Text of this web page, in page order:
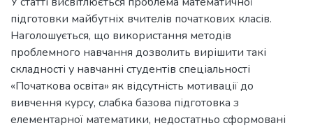
підготовки майбутніх вчителів початкових класів.
Наголошується, що використання методів
проблемного навчання дозволить вирішити такі
складності у навчанні студентів спеціальності
«Початкова освіта» як відсутність мотивації до
вивчення курсу, слабка базова підготовка з
елементарної математики, недостатньо сформовані